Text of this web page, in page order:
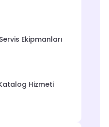
Ekipmanları
Hizmeti